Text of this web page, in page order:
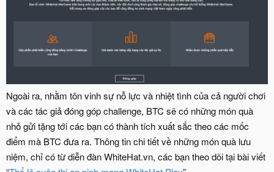
Ngoài ra, nhằm tôn vinh sự nỗ lực và nhiệt tình của cả người chơi
và các tác giả đóng góp challenge, BTC sẽ có những món quà
nhỏ gửi tặng tới các bạn có thành tích xuất sắc theo các mốc
điểm mà BTC đưa ra. Thông tin chi tiết về những món quà lưu
niệm, chỉ có từ diễn đàn WhiteHat.vn, các bạn theo dõi tại bài viết